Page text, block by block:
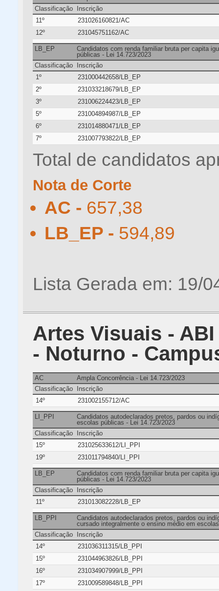
Classificação
Inscrição
11º
231026160821/AC
12º
231045751162/AC
LB_EP
Candidatos com renda familiar bruta per capita
públicas - Lei 14.723/2023
Classificação
Inscrição
1º
231000442658/LB_EP
2º
231033218679/LB_EP
3º
231006224423/LB_EP
5º
231004894987/LB_EP
6º
231014880471/LB_EP
7º
231007793822/LB_EP
Total de candidatos
Nota de Corte
AC - 657,38
LB_EP - 594,89
Lista Gerada em: 19/
Artes Visuais -
- Noturno -
AC
Ampla Concorrência - Lei 14.723/2023
Classificação
Inscrição
14º
231002155712/AC
LI_PPI
Candidatos autodeclarados pretos, pardos ou
escolas públicas - Lei 14.723/2023
Classificação
Inscrição
15º
231025633612/LI_PPI
19º
231011794840/LI_PPI
LB_EP
Candidatos com renda familiar bruta per capita
públicas - Lei 14.723/2023
Classificação
Inscrição
11º
231013082228/LB_EP
LB_PPI
Candidatos autodeclarados pretos, pardos ou
cursado integralmente o ensino médio em
Classificação
Inscrição
14º
231036311315/LB_PPI
15º
231044963826/LB_PPI
16º
231034907999/LB_PPI
17º
231009589848/LB_PPI